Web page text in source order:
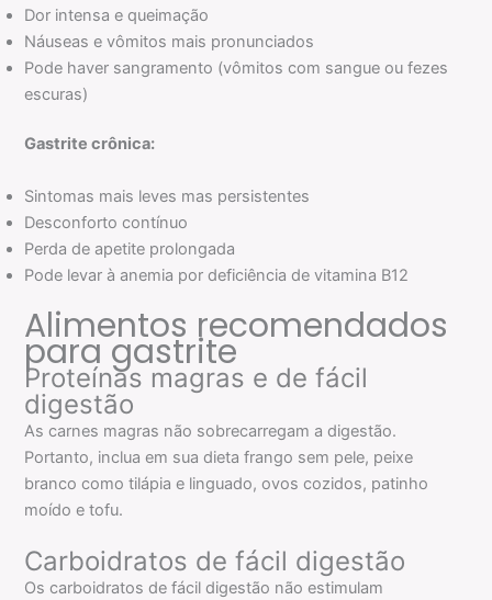
Dor intensa e queimação
Náuseas e vômitos mais pronunciados
Pode haver sangramento (vômitos com sangue ou fezes
escuras)
Gastrite crônica:
Sintomas mais leves mas persistentes
Desconforto contínuo
Perda de apetite prolongada
Pode levar à anemia por deficiência de vitamina B12
Alimentos recomendados
para gastrite
Proteínas magras e de fácil
digestão
As carnes magras não sobrecarregam a digestão.
Portanto, inclua em sua dieta frango sem pele, peixe
branco como tilápia e linguado, ovos cozidos, patinho
moído e tofu.
Carboidratos de fácil digestão
Os carboidratos de fácil digestão não estimulam